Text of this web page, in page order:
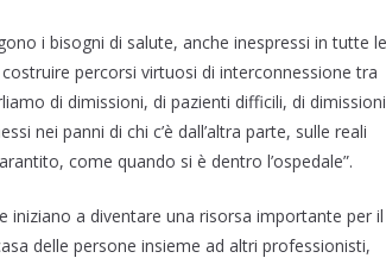
i bisogni di salute, anche inespressi in tutte le
percorsi virtuosi di interconnessione tra
di dimissioni, di pazienti difficili, di dimissioni
nei panni di chi c’è dall’altra parte, sulle reali
come quando si è dentro l’ospedale”.
iniziano a diventare una risorsa importante per il
delle persone insieme ad altri professionisti,